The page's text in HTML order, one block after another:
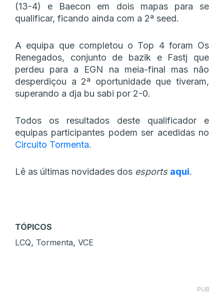
(13-4) e Baecon em dois mapas para se
qualificar, ficando ainda com a 2ª seed.
A equipa que completou o Top 4 foram Os
Renegados, conjunto de bazik e Fastj que
perdeu para a EGN na meia-final mas não
desperdiçou a 2ª oportunidade que tiveram,
superando a dja bu sabi por 2-0.
Todos os resultados deste qualificador e
equipas participantes podem ser acedidas no
Circuito Tormenta.
Lê as últimas novidades dos esports aqui.
TÓPICOS
LCQ, Tormenta, VCE
PUB